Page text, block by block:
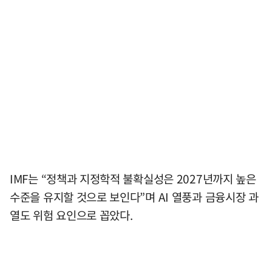
IMF는 “정책과 지정학적 불확실성은 2027년까지 높은
수준을 유지할 것으로 보인다”며 AI 열풍과 금융시장 과
열도 위험 요인으로 꼽았다.